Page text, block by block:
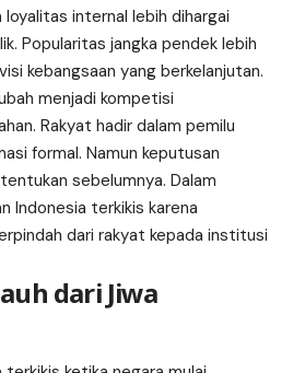
internal lebih dihargai
Popularitas jangka pendek lebih
kebangsaan yang berkelanjutan.
menjadi kompetisi
Rakyat hadir dalam pemilu
formal. Namun keputusan
sebelumnya. Dalam
Indonesia terkikis karena
dari rakyat kepada institusi
dari Jiwa